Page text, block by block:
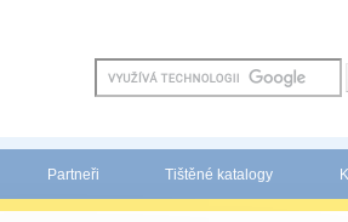
Partneři Tištěné katalogy